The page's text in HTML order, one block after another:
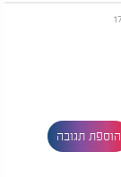
הוספת תגובה